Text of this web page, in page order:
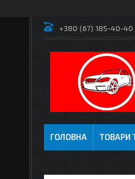
+380 (67) 185-40-40
ГОЛОВНА ТОВАРИ